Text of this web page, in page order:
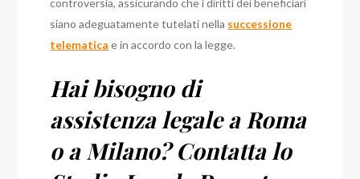
controversia, assicurando che i diritti dei beneficiari
siano adeguatamente tutelati nella successione
telematica e in accordo con la legge.
Hai bisogno di
assistenza legale a Roma
o a Milano? Contatta lo